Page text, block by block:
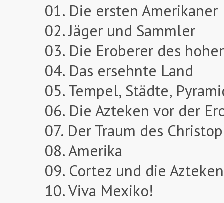
01. Die ersten Amerikaner
02. Jäger und Sammler
03. Die Eroberer des
04. Das ersehnte Land
05. Tempel, Städte,
06. Die Azteken vor der
07. Der Traum des
08. Amerika
09. Cortez und die Azteken
10. Viva Mexiko!